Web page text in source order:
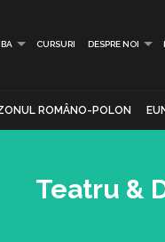
CURSURI DESPRE NOI
ROMÂNO-POLON
Teatru &